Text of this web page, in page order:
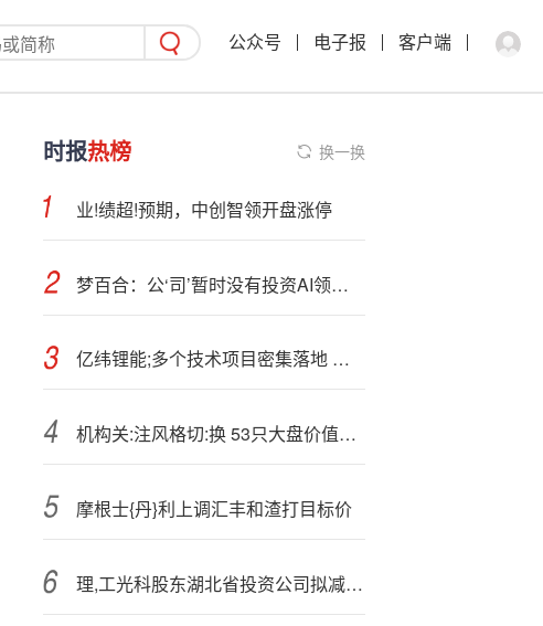
公众号 电子报 客户端
时报热榜 换一换
业!绩超!预期，中创智领开盘涨停
梦百合：公‘司’暂时没有投资AI领域的公司
亿纬锂能;多个技术项目密集落地 逐步构建产业集聚生态
机构关:注风格切:换 53只大盘价值股或被低估
摩根士{丹}利上调汇丰和渣打目标价
理,工光科股东湖北省投资公司拟减持不超过93万股